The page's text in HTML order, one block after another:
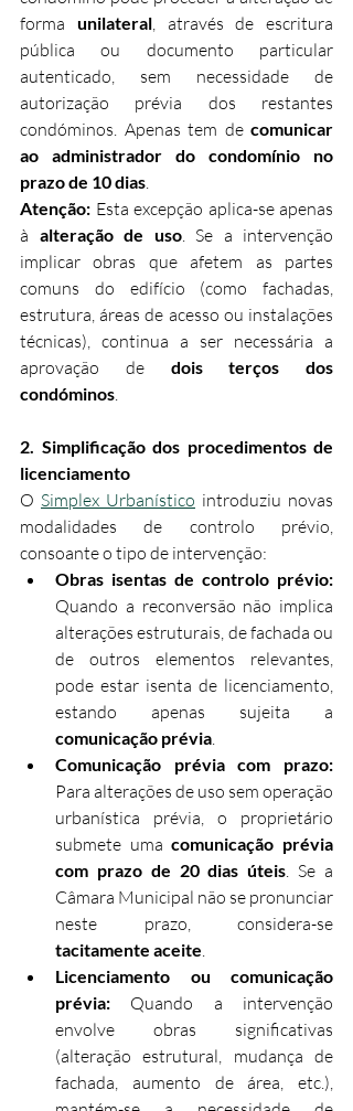
forma unilateral, através de escritura
pública ou documento particular
autenticado, sem necessidade de
autorização prévia dos restantes
condóminos. Apenas tem de comunicar
ao administrador do condomínio no
prazo de 10 dias.
Atenção: Esta excepção aplica-se apenas
à alteração de uso. Se a intervenção
implicar obras que afetem as partes
comuns do edifício (como fachadas,
estrutura, áreas de acesso ou instalações
técnicas), continua a ser necessária a
aprovação de dois terços dos
condóminos.
2. Simplificação dos procedimentos de
licenciamento
O Simplex Urbanístico introduziu novas
modalidades de controlo prévio,
consoante o tipo de intervenção:
Obras isentas de controlo prévio:
Quando a reconversão não implica
alterações estruturais, de fachada ou
de outros elementos relevantes,
pode estar isenta de licenciamento,
comunicação prévia.
Comunicação prévia com prazo:
Para alterações de uso sem operação
urbanística prévia, o proprietário
submete uma comunicação prévia
com prazo de 20 dias úteis. Se a
Câmara Municipal não se pronunciar
tacitamente aceite.
Licenciamento ou comunicação
prévia: Quando a intervenção
envolve obras significativas
(alteração estrutural, mudança de
fachada, aumento de área, etc.),